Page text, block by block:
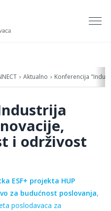
Aktualno Konferencija
i održivost
ESF+ projekta HUP
za budućnost poslovanja,
poslodavaca za